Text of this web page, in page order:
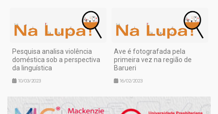
Pesquisa analisa violência
doméstica sob a perspectiva
da linguística
10/03/2023
Ave é fotografada pela
primeira vez na região de
Barueri
16/02/2023